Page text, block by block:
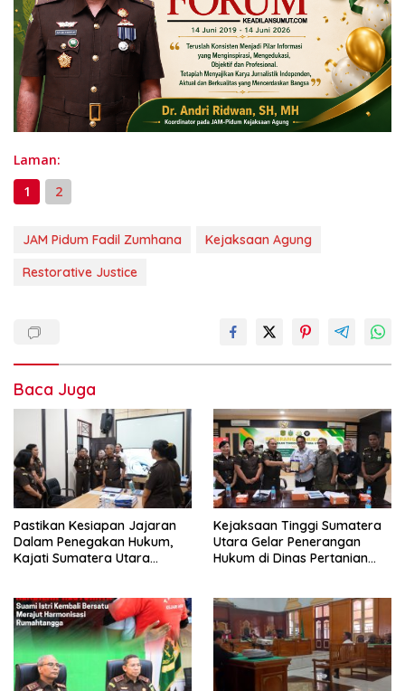
Laman:
1
2
JAM Pidum Fadil Zumhana
Kejaksaan Agung
Restorative Justice
Baca Juga
Pastikan Kesiapan Jajaran
Dalam Penegakan Hukum,
Kajati Sumatera Utara
Kejaksaan Tinggi Sumatera
Utara Gelar Penerangan
Hukum di Dinas Pertanian